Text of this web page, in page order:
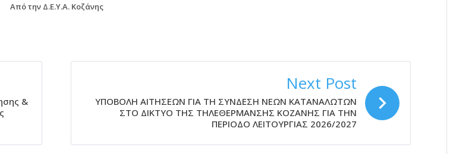
Από την Δ.Ε.Υ.Α. Κοζάνης
&
Next Post
ΥΠΟΒΟΛΗ ΑΙΤΗΣΕΩΝ ΓΙΑ ΤΗ ΣΥΝΔΕΣΗ ΝΕΩΝ ΚΑΤΑΝΑΛΩΤΩΝ
ΣΤΟ ΔΙΚΤΥΟ ΤΗΣ ΤΗΛΕΘΕΡΜΑΝΣΗΣ ΚΟΖΑΝΗΣ ΓΙΑ ΤΗΝ
ΠΕΡΙΟΔΟ ΛΕΙΤΟΥΡΓΙΑΣ 2026/2027